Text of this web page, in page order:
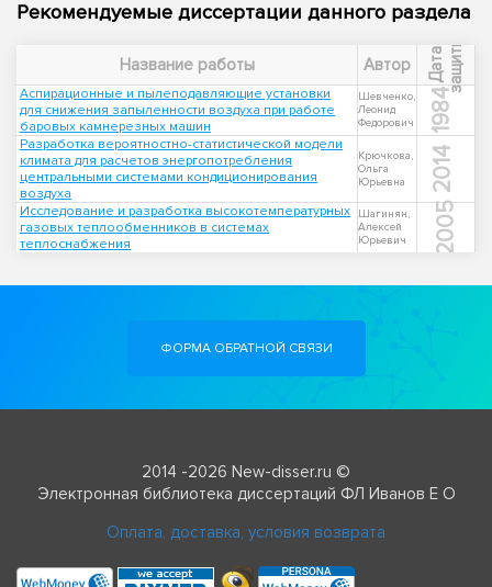
Рекомендуемые диссертации данного раздела
Название работы Автор Д
а
т
а
з
а
щ
и
т ы
Аспирационные и пылеподавляющие установки
для снижения запыленности воздуха при работе
баровых камнерезных машин
Шевченко,
Леонид
Федорович
1984
Разработка вероятностно-статистической модели
климата для расчетов энергопотребления
центральными системами кондиционирования
воздуха
Крючкова,
Ольга
Юрьевна
2014
Исследование и разработка высокотемпературных
газовых теплообменников в системах
теплоснабжения
Шагинян,
Алексей
Юрьевич
2005
ФОРМА ОБРАТНОЙ СВЯЗИ
2014 -2026 New-disser.ru ©
Электронная библиотека диссертаций ФЛ Иванов Е О
Оплата, доставка, условия возврата